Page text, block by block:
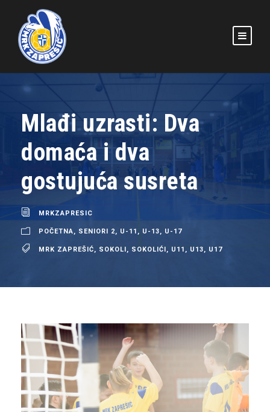
Mlađi uzrasti: Dva
domaća i dva
gostujuća susreta
MRKZAPRESIC
POČETNA SENIORI 2 U-11 U-13 U-17
MRK ZAPREŠIĆ SOKOLI SOKOLIĆI U11 U13 U17